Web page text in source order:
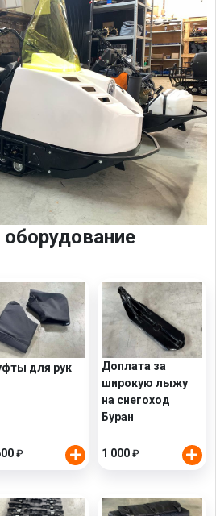
для рук
₽
Доплата за
широкую лыжу
на снегоход
Буран
1 000 ₽